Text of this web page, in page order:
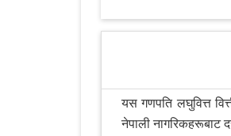
यस गणपति लघुवित्त
नेपाली नागरिकहरूबाट